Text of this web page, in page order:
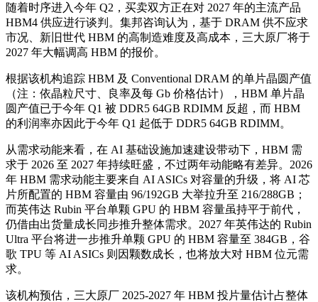
随着时序进入今年 Q2，买卖双方正在对 2027 年的主流产品
HBM4 供应进行谈判。集邦咨询认为，基于 DRAM 供不应求
市况、新旧世代 HBM 的高制造难度及高成本，三大原厂将于
2027 年大幅调高 HBM 的报价。
根据该机构追踪 HBM 及 Conventional DRAM 的单片晶圆产值
（注：依晶粒尺寸、良率及每 Gb 价格估计），HBM 单片晶
圆产值已于今年 Q1 被 DDR5 64GB RDIMM 反超，而 HBM
的利润率亦因此于今年 Q1 起低于 DDR5 64GB RDIMM。
从需求动能来看，在 AI 基础设施加速建设带动下，HBM 需
求于 2026 至 2027 年持续旺盛，不过两年动能略有差异。2026
年 HBM 需求动能主要来自 AI ASICs 对容量的升级，将 AI 芯
片所配置的 HBM 容量由 96/192GB 大举拉升至 216/288GB；
而英伟达 Rubin 平台单颗 GPU 的 HBM 容量虽持平于前代，
仍借由出货量成长同步推升整体需求。2027 年英伟达的 Rubin
Ultra 平台将进一步推升单颗 GPU 的 HBM 容量至 384GB，谷
歌 TPU 等 AI ASICs 则因颗数成长，也将放大对 HBM 位元需
求。
该机构预估，三大原厂 2025-2027 年 HBM 投片量估计占整体